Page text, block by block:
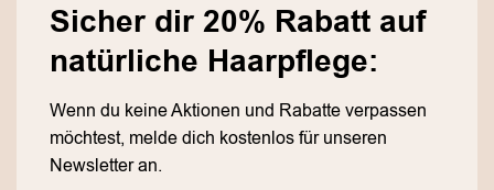
Sicher dir 20% Rabatt auf
natürliche Haarpflege:
Wenn du keine Aktionen und Rabatte verpassen
möchtest, melde dich kostenlos für unseren
Newsletter an.